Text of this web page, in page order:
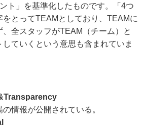
ト」を基準化したものです。「4つ
とってTEAMとしており、TEAMに
全スタッフがTEAM（チーム）と
ていくという意思も含まれていま
情報が公開されている。